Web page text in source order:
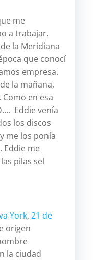
me
a trabajar.
la Meridiana
que conocí
empresa.
la mañana,
en esa
Eddie venía
los discos
me los ponía
Eddie me
pilas sel
York, 21 de
origen
la ciudad